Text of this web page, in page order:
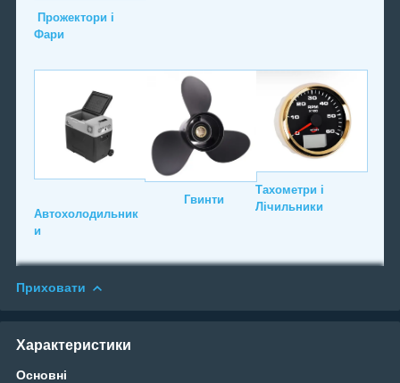
Прожектори і
Фари
Автохолодильник
и
Гвинти
Тахометри і
Лічильники
Приховати
Характеристики
Основні